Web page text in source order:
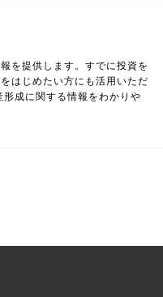
を提供します。すでに投資を
はじめたい方にも活用いただ
成に関する情報をわかりや